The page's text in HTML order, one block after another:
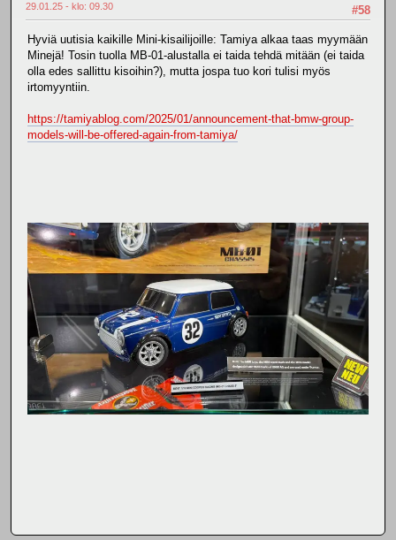
#58
29.01.25 - klo: 09.30
Hyviä uutisia kaikille Mini-kisailijoille: Tamiya alkaa taas myymään
Minejä! Tosin tuolla MB-01-alustalla ei taida tehdä mitään (ei taida
olla edes sallittu kisoihin?), mutta jospa tuo kori tulisi myös
irtomyyntiin.
https://tamiyablog.com/2025/01/announcement-that-bmw-group-
models-will-be-offered-again-from-tamiya/